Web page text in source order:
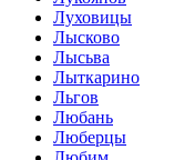
Луховицы
Лысково
Лысьва
Лыткарино
Льгов
Любань
Люберцы